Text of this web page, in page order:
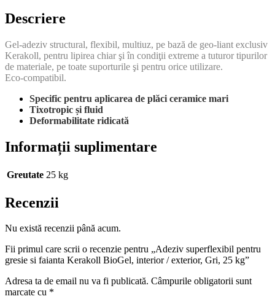
Descriere
Gel‑adeziv structural, flexibil, multiuz, pe bază de geo‑liant exclusiv
Kerakoll, pentru lipirea chiar şi în condiţii extreme a tuturor tipurilor
de materiale, pe toate suporturile şi pentru orice utilizare.
Eco‑compatibil.
Specific pentru aplicarea de plăci ceramice mari
Tixotropic și fluid
Deformabilitate ridicată
Informații suplimentare
Greutate 25 kg
Recenzii
Nu există recenzii până acum.
Fii primul care scrii o recenzie pentru „Adeziv superflexibil pentru
gresie si faianta Kerakoll BioGel, interior / exterior, Gri, 25 kg”
Adresa ta de email nu va fi publicată. Câmpurile obligatorii sunt
marcate cu *